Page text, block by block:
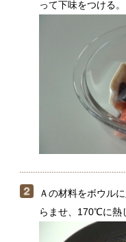
Ａの材料をボウルに入
らませ、170℃に熱し